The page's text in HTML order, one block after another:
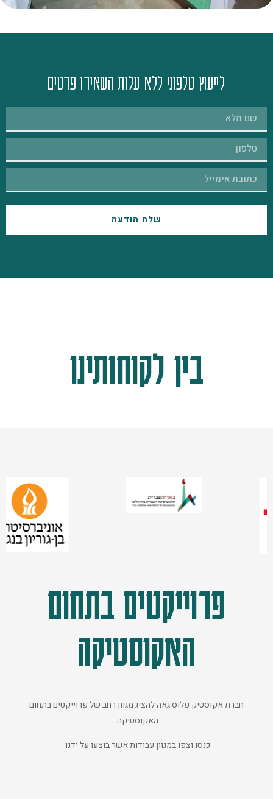
לייעוץ טלפוני ללא עלות השאירו פרטים
שלח הודעה
בין לקוחותינו
פרוייקטים בתחום
האקוסטיקה
חברת אקוסטיק פלוס גאה להציג מגוון רחב של פרוייקטים בתחום
האקוסטיקה.
כנסו וצפו במגוון עבודות אשר בוצעו על ידנו